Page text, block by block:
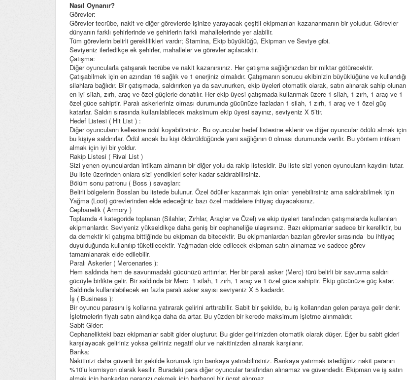
Nasıl Oynanır?
Görevler:
Görevler tecrübe, nakit ve diğer görevlerde işinize yarayacak çeşitli ekipmanları kazananmanın bir yoludur. Görevler
dünyanın farklı şehirlerinde ve şehirlerin farklı mahallelerinde yer alabilir.
Tüm görevlerin belirli gereklilikleri vardır; Stamina, Ekip büyüklüğü, Ekipman ve Seviye gibi.
Seviyeniz ilerledikçe ek şehirler, mahalleler ve görevler açılacaktır.
Çatışma:
Diğer oyuncularla çatışarak tecrübe ve nakit kazanırsınız. Her çatışma sağlığınızdan bir miktar götürecektir.
Çatışabilmek için en azından 16 sağlık ve 1 enerjiniz olmalıdır. Çatışmanın sonucu ekibinizin büyüklüğüne ve kullandığı
silahlara bağlıdır. Bir çatışmada, saldırırken ya da savunurken, ekip üyeleri otomatik olarak, satın alınarak sahip olunan
en iyi silah, zırh, araç ve özel güçlerle donatılır. Her ekip üyesi çatışmada kullanmak üzere 1 silah, 1 zırh, 1 araç ve 1
özel güce sahiptir. Paralı askerleriniz olması durumunda gücünüze fazladan 1 silah, 1 zırh, 1 araç ve 1 özel güç
katarlar. Saldırı sırasında kullanılabilecek maksimum ekip üyesi sayınız, seviyeniz X 5’tir.
Hedef Listesi ( Hit List ) :
Diğer oyuncuların kellesine ödül koyabilirsiniz. Bu oyuncular hedef listesine eklenir ve diğer oyuncular ödülü almak için
bu kişiye saldırırlar. Ödül ancak bu kişi öldürüldüğünde yani sağlığının 0 olması durumunda verilir. Bu yöntem intikam
almak için iyi bir yoldur.
Rakip Listesi ( Rival List )
Sizi yenen oyunculardan intikam almanın bir diğer yolu da rakip listesidir. Bu liste sizi yenen oyuncuların kaydını tutar.
Bu liste üzerinden onlara sizi yendikleri sefer kadar saldırabilirsiniz.
Bölüm sonu patronu ( Boss ) savaşları:
Belirli bölgelerin Bossları bu listede bulunur. Özel ödüller kazanmak için onları yenebilirsiniz ama saldırabilmek için
Yağma (Loot) görevlerinden elde edeceğiniz bazı özel maddelere ihtiyaç duyacaksınız.
Cephanelik ( Armory )
Toplamda 4 kategoride toplanan (Silahlar, Zırhlar, Araçlar ve Özel) ve ekip üyeleri tarafından çatışmalarda kullanılan
ekipmanlardır. Seviyeniz yükseldikçe daha geniş bir cephaneliğe ulaşırsınız. Bazı ekipmanlar sadece bir kereliktir, bu
da demektir ki çatışma bittiğinde bu ekipman da bitecektir. Bu ekipmanlardan bazıları görevler sırasında bu ihtiyaç
duyulduğunda kullanılıp tüketilecektir. Yağmadan elde edilecek ekipman satın alınamaz ve sadece görev
tamamlanarak elde edilebilir.
Paralı Askerler ( Mercenaries ):
Hem saldırıda hem de savunmadaki gücünüzü arttırırlar. Her bir paralı asker (Merc) türü belirli bir savunma saldırı
gücüyle birlikte gelir. Bir saldırıda bir Merc 1 silah, 1 zırh, 1 araç ve 1 özel güce sahiptir. Ekip gücünüze güç katar.
Saldırıda kullanılabilecek en fazla paralı asker sayısı seviyeniz X 5 kadardır.
İş ( Business ):
Bir oyuncu parasını iş kollarına yatırarak gelirini arttırabilir. Sabit bir şekilde, bu iş kollarından gelen paraya gelir denir.
İşletmelerin fiyatı satın alındıkça daha da artar. Bu yüzden bir kerede maksimum işletme alınmalıdır.
Sabit Gider:
Cephanelikteki bazı ekipmanlar sabit gider oluşturur. Bu gider gelirinizden otomatik olarak düşer. Eğer bu sabit gideri
karşılayacak geliriniz yoksa geliriniz negatif olur ve nakitinizden alınarak karşılanır.
Banka:
Nakitinizi daha güvenli bir şekilde korumak için bankaya yatırabilirsiniz. Bankaya yatırmak istediğiniz nakit paranın
%10’u komisyon olarak kesilir. Buradaki para diğer oyuncular tarafından alınamaz ve güvendedir. Ekipman ve iş satın